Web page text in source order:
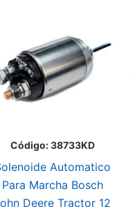
Código: 38733KD
Automatico
Para Marcha Bosch
Deere Tractor 12